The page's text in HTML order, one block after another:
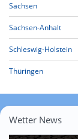
Sachsen
Sachsen-Anhalt
Schleswig-Holstein
Thüringen
Wetter News